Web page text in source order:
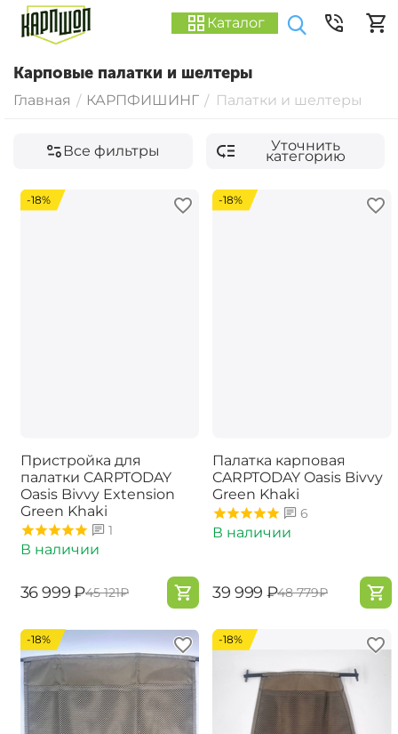
Каталог
Карповые палатки и шелтеры
Главная / КАРПФИШИНГ / Палатки и шелтеры
Все фильтры Уточнить
категорию
-18%
Пристройка для
палатки CARPTODAY
Oasis Bivvy Extension
Green Khaki
1
В наличии
‍36 999‍₽‍45 121‍₽
-18%
Палатка карповая
CARPTODAY Oasis Bivvy
Green Khaki
6
В наличии
‍39 999‍ ₽‍48 779‍₽
-18% -18%